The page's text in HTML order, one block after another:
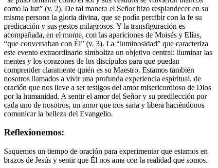
como la luz” (v. 2). De tal manera el Señor hizo resplandecer en su
misma persona la gloria divina, que se podía percibir con la fe su
predicación y sus gestos milagrosos. Y la transfiguración es
acompañada, en el monte, con las apariciones de Moisés y Elías,
“que conversaban con Él” (v. 3). La “luminosidad” que caracteriza
este evento extraordinario simboliza un objetivo central: iluminar las
mentes y los corazones de los discípulos para que puedan
comprender claramente quién es su Maestro. Estamos también
nosotros llamados a vivir una profunda experiencia espiritual, de
oración que nos lleve a ser testigos del amor misericordioso de Dios
por la humanidad. A sentir el amor del Señor y su predilección por
cada uno de nosotros, un amor que nos sana y libera haciéndonos
comunicar la belleza del Evangelio.
Reflexionemos:
Saquemos un tiempo de oración para experimentar que estamos en
brazos de Jesús y sentir que Él nos ama con la realidad que somos.